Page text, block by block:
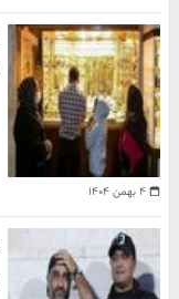
۴ بهمن ۱۴۰۴